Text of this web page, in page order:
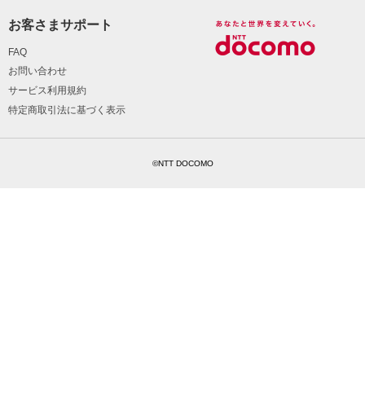
お客さまサポート
FAQ
お問い合わせ
サービス利用規約
特定商取引法に基づく表示
©NTT DOCOMO